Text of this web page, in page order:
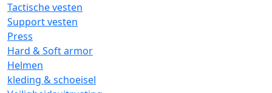
Tactische vesten
Support vesten
Press
Hard & Soft armor
Helmen
kleding & schoeisel